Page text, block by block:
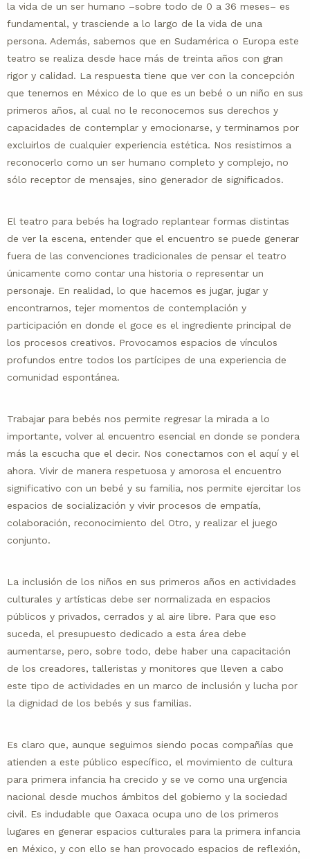
la vida de un ser humano –sobre todo de 0 a 36 meses– es
fundamental, y trasciende a lo largo de la vida de una
persona. Además, sabemos que en Sudamérica o Europa este
teatro se realiza desde hace más de treinta años con gran
rigor y calidad. La respuesta tiene que ver con la concepción
que tenemos en México de lo que es un bebé o un niño en sus
primeros años, al cual no le reconocemos sus derechos y
capacidades de contemplar y emocionarse, y terminamos por
excluirlos de cualquier experiencia estética. Nos resistimos a
reconocerlo como un ser humano completo y complejo, no
sólo receptor de mensajes, sino generador de significados.
El teatro para bebés ha logrado replantear formas distintas
de ver la escena, entender que el encuentro se puede generar
fuera de las convenciones tradicionales de pensar el teatro
únicamente como contar una historia o representar un
personaje. En realidad, lo que hacemos es jugar, jugar y
encontrarnos, tejer momentos de contemplación y
participación en donde el goce es el ingrediente principal de
los procesos creativos. Provocamos espacios de vínculos
profundos entre todos los partícipes de una experiencia de
comunidad espontánea.
Trabajar para bebés nos permite regresar la mirada a lo
importante, volver al encuentro esencial en donde se pondera
más la escucha que el decir. Nos conectamos con el aquí y el
ahora. Vivir de manera respetuosa y amorosa el encuentro
significativo con un bebé y su familia, nos permite ejercitar los
espacios de socialización y vivir procesos de empatía,
colaboración, reconocimiento del Otro, y realizar el juego
conjunto.
La inclusión de los niños en sus primeros años en actividades
culturales y artísticas debe ser normalizada en espacios
públicos y privados, cerrados y al aire libre. Para que eso
suceda, el presupuesto dedicado a esta área debe
aumentarse, pero, sobre todo, debe haber una capacitación
de los creadores, talleristas y monitores que lleven a cabo
este tipo de actividades en un marco de inclusión y lucha por
la dignidad de los bebés y sus familias.
Es claro que, aunque seguimos siendo pocas compañías que
atienden a este público específico, el movimiento de cultura
para primera infancia ha crecido y se ve como una urgencia
nacional desde muchos ámbitos del gobierno y la sociedad
civil. Es indudable que Oaxaca ocupa uno de los primeros
lugares en generar espacios culturales para la primera infancia
en México, y con ello se han provocado espacios de reflexión,